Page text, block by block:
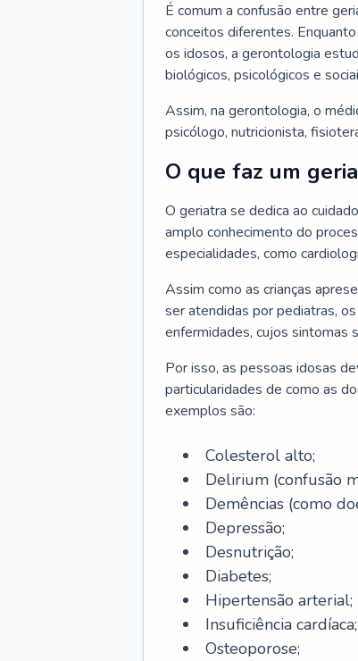
É comum a confusão entre
conceitos diferentes.
os idosos, a gerontologia
biológicos, psicológicos e
Assim, na gerontologia, o
psicólogo, nutricionista,
O que faz um
O geriatra se dedica ao
amplo conhecimento do
especialidades, como
Assim como as crianças
ser atendidas por pediatras,
enfermidades, cujos sintomas
Por isso, as pessoas idosas
particularidades de como as
exemplos são:
Colesterol alto;
Delirium (confusão
Demências (como
Depressão;
Desnutrição;
Diabetes;
Hipertensão arterial;
Insuficiência cardíaca;
Osteoporose;